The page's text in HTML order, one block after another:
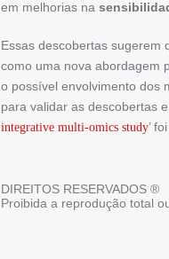
em melhorias na
Essas descobertas sugerem
como uma nova abordagem
o possível envolvimento dos
para validar as descobertas
integrative multi-omics study’
DIREITOS RESERVADOS ®
Proibida a reprodução total